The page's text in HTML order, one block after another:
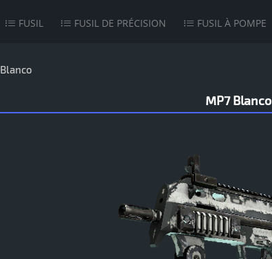
FUSIL FUSIL DE PRÉCISION FUSIL À POMPE
Blanco
MP7 Blanco